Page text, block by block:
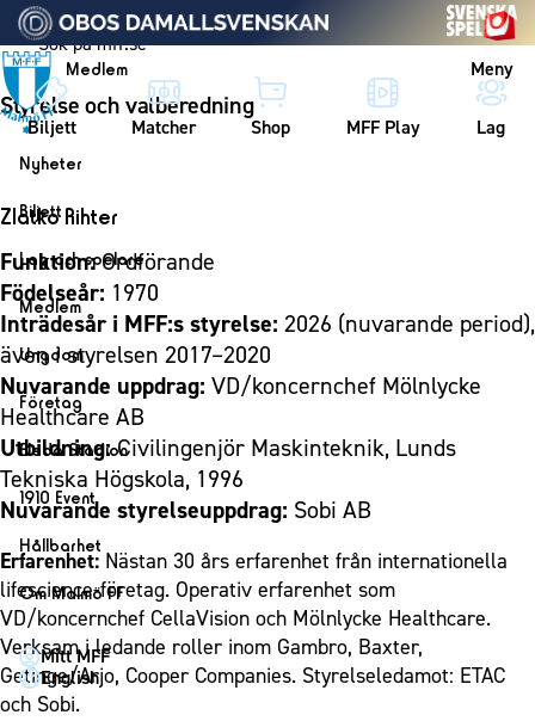
Vidare till innehållet
Medlem Meny
Biljett Matcher Shop MFF Play Lag
Nyheter
Nyheter
Biljett
Biljett
Årskort herr
Årskort dam
Mitt MFF
Biljetter till bortamatcher
Biljettvillkor
Lag och spelare
Lag
Herrlaget
Spelare
Ledarstab
Damlaget
Spelare
Ledarstab
Medlem
Medlemskap i Malmö FF
Årsmöte 2026
Ungdom
MFF Ungdom
Sommarfotboll
Skånecupen
Fotbollsskolan
Fotbollsnätverket
P19
F19
P17
F17
Företag
Bli företagspartner
Nätverket
Klubbstolar
Partner dam
Eleda Stadion
Eleda Stadion
Erics Bar & Restaurang
Matchdag på Eleda Stadion
MFF-museet & rundvandringar
1910 Event
1910 Event
Fest & Event
Konferens
Möte
Mässa
Hållbarhet
Hållbarhet
Himmelsblå framtid – en match för miljön
MFF i samhället
Laget för alla
Om Malmö FF
Om Malmö FF
Kontakt
Press och media
Mitt MFF
English
Styrelse och valberedning
Zlatko Rihter
Funktion:Ordförande
Födelseår: 1970
Inträdesår i MFF:s styrelse: 2026 (nuvarande period),
även i styrelsen 2017–2020
Nuvarande uppdrag: VD/koncernchef Mölnlycke
Healthcare AB
Utbildning:Civilingenjör Maskinteknik, Lunds
Tekniska Högskola, 1996
Nuvarande styrelseuppdrag: Sobi AB
Erfarenhet:Nästan 30 års erfarenhet från internationella
lifescience-företag. Operativ erfarenhet som
VD/koncernchef CellaVision och Mölnlycke Healthcare.
Verksam i ledande roller inom Gambro, Baxter,
Getinge/Arjo, Cooper Companies. Styrelseledamot: ETAC
och Sobi.